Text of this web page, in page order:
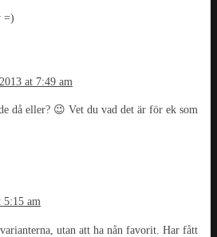
=)
at 7:49 am
då eller? 😉 Vet du vad det är för ek som
5:15 am
utan att ha nån favorit. Har fått